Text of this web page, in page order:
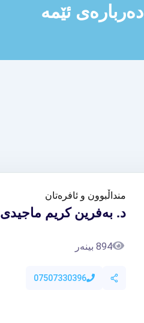
دەربارەی ئێمە
منداڵبوون و ئافرەتان
د. بەفرين كريم ماجیدی
894 بینەر
07507330396